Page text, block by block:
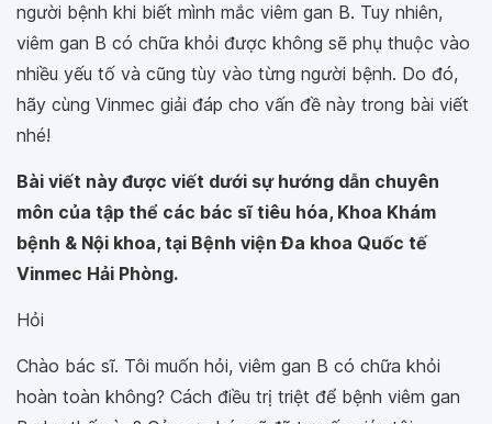
người bệnh khi biết mình mắc viêm gan B. Tuy nhiên,
viêm gan B có chữa khỏi được không sẽ phụ thuộc vào
nhiều yếu tố và cũng tùy vào từng người bệnh. Do đó,
hãy cùng Vinmec giải đáp cho vấn đề này trong bài viết
nhé!
Bài viết này được viết dưới sự hướng dẫn chuyên
môn của tập thể các bác sĩ tiêu hóa, Khoa Khám
bệnh & Nội khoa, tại Bệnh viện Đa khoa Quốc tế
Vinmec Hải Phòng.
Hỏi
Chào bác sĩ. Tôi muốn hỏi, viêm gan B có chữa khỏi
hoàn toàn không? Cách điều trị triệt để bệnh viêm gan